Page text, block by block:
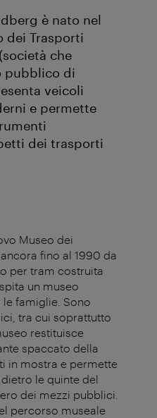
è nato nel
dei Trasporti
che
pubblico di
veicoli
e permette
dei trasporti
Museo dei
fino al 1990 da
per tram costruita
un museo
famiglie. Sono
tra cui soprattutto
restituisce
spaccato della
in mostra e permette
le quinte del
dei mezzi pubblici.
percorso museale